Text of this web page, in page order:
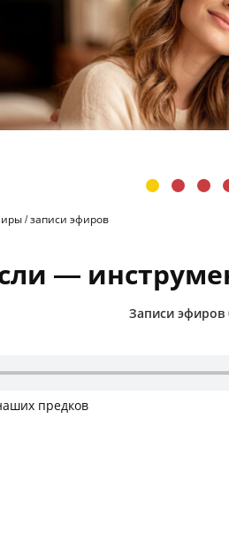
/записи эфиров
—
Записи эфиров
предков